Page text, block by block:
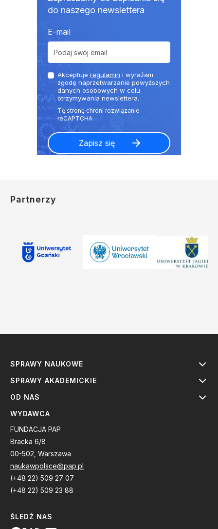
do naszego newslettera
E-mail
Akceptuje regulamin i wyrażam
zgodę naprzetwarzanie powyższych
danych osobowych w celu
otrzymywania newslettera.
Partnerzy
SPRAWY NAUKOWE
SPRAWY AKADEMICKIE
OD NAS
WYDAWCA
FUNDACJA PAP
Bracka 6/8
00-502, Warszawa
naukawpolsce@pap.pl
(+48 22) 509 27 07
(+48 22) 509 23 88
ŚLEDŹ NAS